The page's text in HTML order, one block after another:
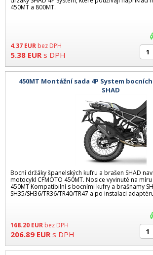
450MT a 800MT.
4.37 EUR bez DPH
5.38 EUR s DPH
450MT Montážní sada 4P System
SHAD
Bocní držáky španelských kufru a brašen SHAD
motocykl CFMOTO 450MT. Nosice vyvinuté na
450MT Kompatibilní s bocními kufry a brašnamy
SH35/SH36/TR36/TR40/TR47 a po instalaci
168.20 EUR bez DPH
206.89 EUR s DPH